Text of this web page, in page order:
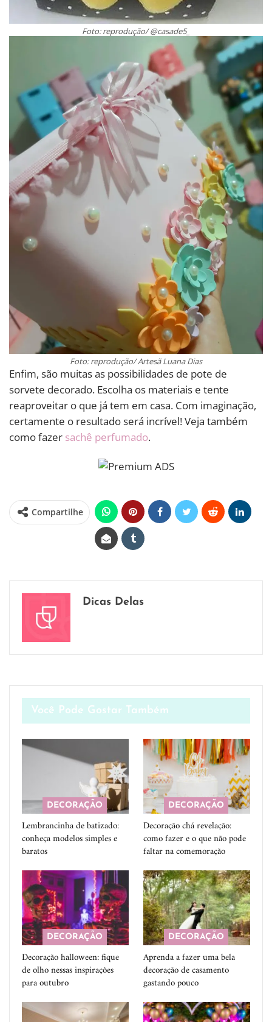
Foto: reprodução/ @casade5_
Foto: reprodução/ Artesã Luana Dias
Enfim, são muitas as possibilidades de pote de
sorvete decorado. Escolha os materiais e tente
reaproveitar o que já tem em casa. Com imaginação,
certamente o resultado será incrível! Veja também
como fazer sachê perfumado.
Compartilhe
Dicas Delas
Você Pode Gostar Também
DECORAÇÃO
Lembrancinha de batizado:
conheça modelos simples e
baratos
DECORAÇÃO
Decoração chá revelação:
como fazer e o que não pode
faltar na comemoração
DECORAÇÃO
Decoração halloween: fique
de olho nessas inspirações
para outubro
DECORAÇÃO
Aprenda a fazer uma bela
decoração de casamento
gastando pouco